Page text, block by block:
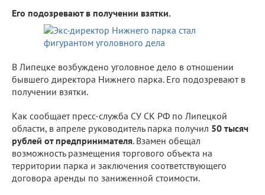
Его подозревают в получении взятки.
В Липецке возбуждено уголовное дело в отношении
бывшего директора Нижнего парка. Его подозревают в
получении взятки.
Как сообщает пресс-служба СУ СК РФ по Липецкой
области, в апреле руководитель парка получил 50 тысяч
рублей от предпринимателя. Взамен обещал
возможность размещения торгового объекта на
территории парка и заключения соответствующего
договора аренды по заниженной стоимости.